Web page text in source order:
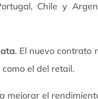
Chile y
. El nuevo contrato
el del retail.
mejorar el